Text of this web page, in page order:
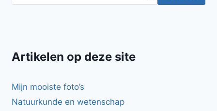
Artikelen op deze site
Mijn mooiste foto’s
Natuurkunde en wetenschap